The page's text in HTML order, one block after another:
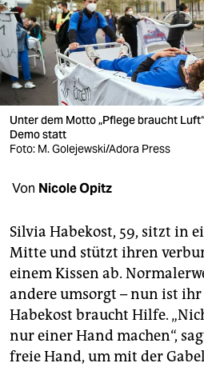
nord
wahrheit
verlag
verlag
veranstaltungen
unterstützen
abo
genossenschaft
epaper login
Unter dem Motto „Pflege braucht
Demo statt
Foto: M. Golejewski/Adora Press
Von Nicole Opitz
Silvia Habekost, 59, sitzt in
Mitte und stützt ihren
einem Kissen ab.
andere umsorgt – nun ist
Habekost braucht Hilfe.
nur einer Hand machen“,
freie Hand, um mit der